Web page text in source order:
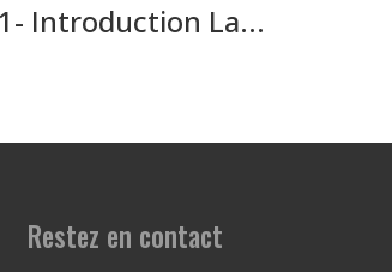
Introduction La...
Restez en contact